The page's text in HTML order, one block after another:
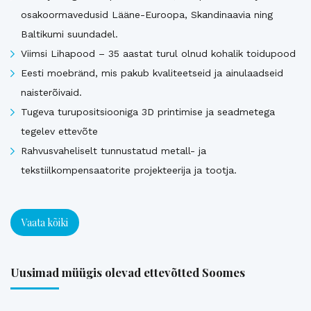
osakoormavedusid Lääne-Euroopa, Skandinaavia ning
Baltikumi suundadel.
Viimsi Lihapood – 35 aastat turul olnud kohalik toidupood
Eesti moebränd, mis pakub kvaliteetseid ja ainulaadseid
naisterõivaid.
Tugeva turupositsiooniga 3D printimise ja seadmetega
tegelev ettevõte
Rahvusvaheliselt tunnustatud metall- ja
tekstiilkompensaatorite projekteerija ja tootja.
Vaata kõiki
Uusimad müügis olevad ettevõtted Soomes